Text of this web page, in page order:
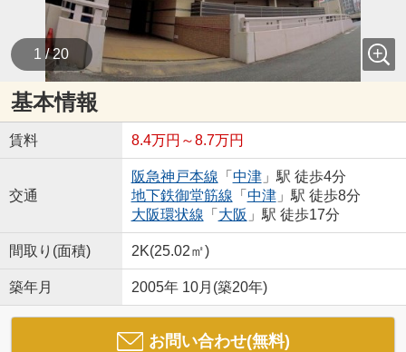
1 / 20
基本情報
賃料 8.4万円～8.7万円
交通
阪急神戸本線 「 中津」駅 徒歩4分
地下鉄御堂筋線 「 中津」駅 徒歩8分
大阪環状線 「 大阪 」駅 徒歩17分
間取り(面積) 2K(25.02㎡)
築年月 2005年 10月(築20年)
お問い合わせ(無料)